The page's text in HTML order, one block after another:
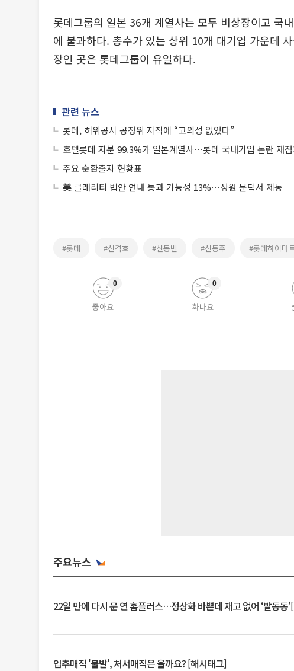
롯데그룹의 일본 36개 계열사는 모두 비상장이고 국
에 불과하다. 총수가 있는 상위 10개 대기업 가운데
장인 곳은 롯데그룹이 유일하다.
관련 뉴스
롯데, 허위공시 공정위 지적에 “고의성 없었다”
호텔롯데 지분 99.3%가 일본계열사…롯데 국내기업 논란 재
주요 순환출자 현황표
美 클래리티 법안 연내 통과 가능성 13%…상원 문턱서 제동
#롯데 #신격호 #신동빈 #신동주 #롯데하이마
좋아요
0
화나요
0
주요뉴스
22일 만에 다시 문 연 홈플러스…정상화 바쁜데 재고 없어 ‘발동동
입추매직 '불발', 처서매직은 올까요? [해시태그]